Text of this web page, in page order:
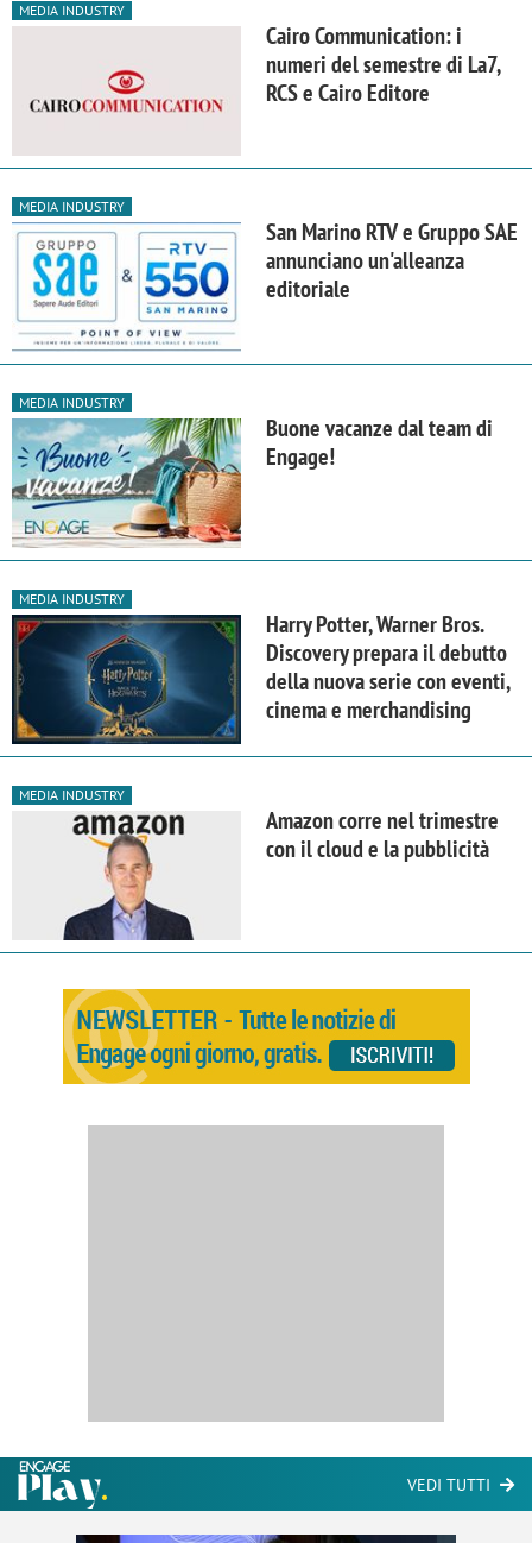
MEDIA INDUSTRY
Cairo Communication: i
numeri del semestre di La7,
RCS e Cairo Editore
MEDIA INDUSTRY
San Marino RTV e Gruppo SAE
annunciano un'alleanza
editoriale
MEDIA INDUSTRY
Buone vacanze dal team di
Engage!
MEDIA INDUSTRY
Harry Potter, Warner Bros.
Discovery prepara il debutto
della nuova serie con eventi,
cinema e merchandising
MEDIA INDUSTRY
Amazon corre nel trimestre
con il cloud e la pubblicità
VEDI TUTTI